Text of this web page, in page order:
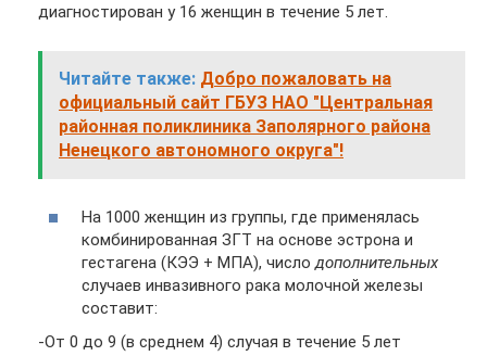
диагностирован у 16 женщин в течение 5 лет.
Читайте также: Добро пожаловать на
официальный сайт ГБУЗ НАО "Центральная
районная поликлиника Заполярного района
Ненецкого автономного округа"!
На 1000 женщин из группы, где применялась
комбинированная ЗГТ на основе эстрона и
гестагена (КЭЭ + МПА), число дополнительных
случаев инвазивного рака молочной железы
составит:
-От 0 до 9 (в среднем 4) случая в течение 5 лет